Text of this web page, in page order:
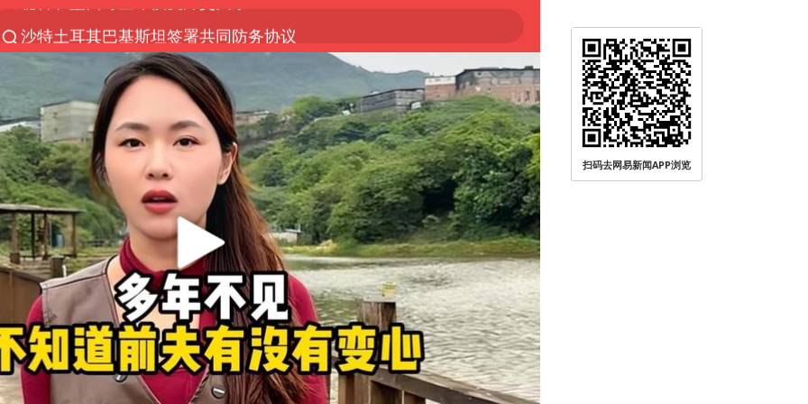
沙特土耳其巴基斯坦签署共同防务协议
“电影+”如何激发千亿级消费新活力？
台风白海豚实时路径
泉州市委书记张毅恭被查
全球首个长时储能一体化产业园量产
四川宜宾市高县4.9级地震致1人死亡
胜宏科技：股票交易异常波动
名创优品回应女子吐槽内裤质量差
中巨芯：上半年归母净利润1405.77万元
中国女篮70-67险胜尼日利亚女篮
U17国足点球大战淘汰河床晋级决赛
扫码去网易新闻APP浏览